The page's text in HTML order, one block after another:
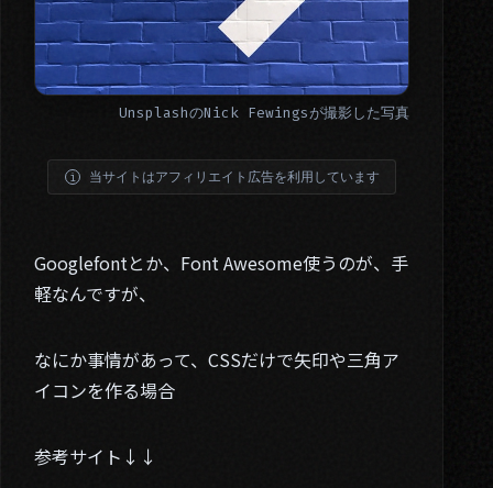
UnsplashのNick Fewingsが撮影した写真
当サイトはアフィリエイト広告を利用しています
Googlefontとか、Font Awesome使うのが、手
軽なんですが、
なにか事情があって、CSSだけで矢印や三角ア
イコンを作る場合
参考サイト↓↓